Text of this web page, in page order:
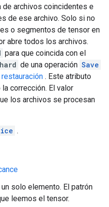
de archivos coincidentes e
de ese archivo. Solo si no
o segmentos de tensor en
abre todos los archivos.
para que coincida con el
de una operación Save
restauración . Este atributo
corrección. El valor
los archivos se procesan
.
solo elemento. El patrón
leemos el tensor.